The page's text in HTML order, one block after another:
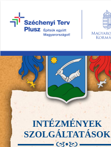
INTÉZMÉNYEK
SZOLGÁLTATÁSOK